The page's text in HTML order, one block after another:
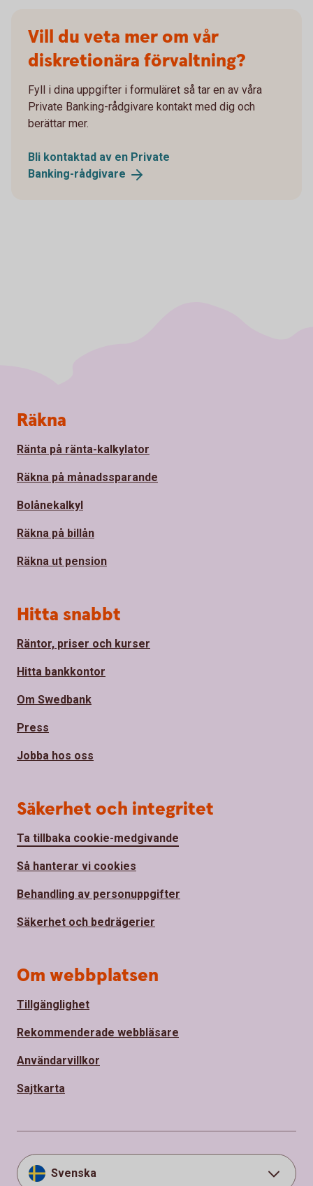
Vill du veta mer om vår
diskretionära förvaltning?
Fyll i dina uppgifter i formuläret så tar en av våra
Private Banking-rådgivare kontakt med dig och
berättar mer.
Bli kontaktad av en Private
Banking-rådgivare
Sidfot
Räkna
Ränta på ränta-kalkylator
Räkna på månadssparande
Bolånekalkyl
Räkna på billån
Räkna ut pension
Hitta snabbt
Räntor, priser och kurser
Hitta bankkontor
Om Swedbank
Press
Jobba hos oss
Säkerhet och integritet
Ta tillbaka cookie-medgivande
Så hanterar vi cookies
Behandling av personuppgifter
Säkerhet och bedrägerier
Om webbplatsen
Tillgänglighet
Rekommenderade webbläsare
Användarvillkor
Sajtkarta
Svenska